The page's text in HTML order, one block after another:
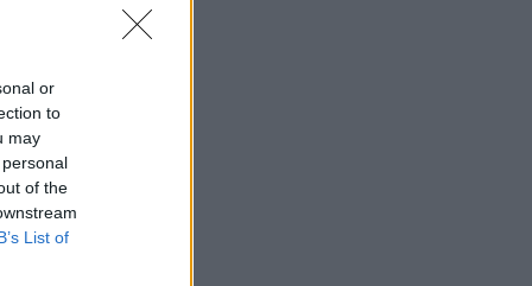
or
to
may
of the
List of